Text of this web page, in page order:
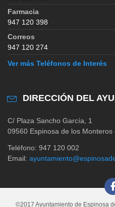
Farmacia
947 120 398
Correos
947 120 274
Ver más Teléfonos de Interés
DIRECCIÓN DEL
C/ Plaza Sancho García, 1
09560 Espinosa de los Monteros
Teléfono: 947 120 002
Email:
©2017 Ayuntamiento de Espinosa